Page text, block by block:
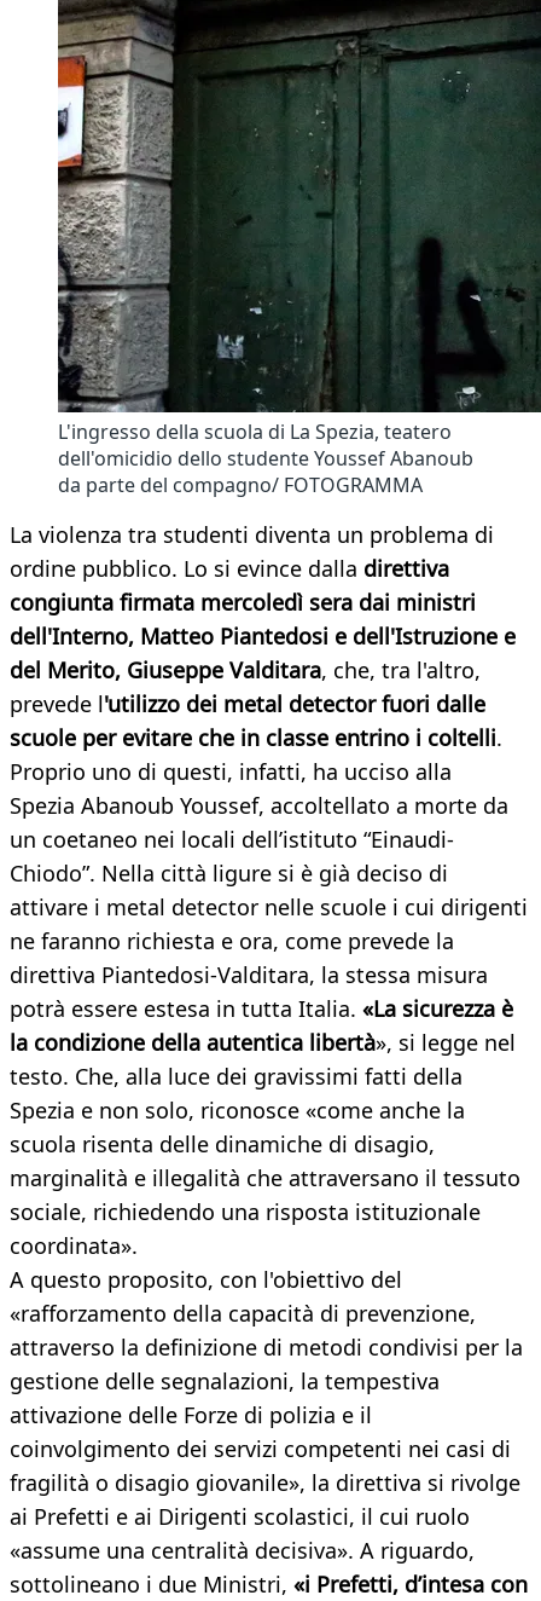
L'ingresso della scuola di La Spezia, teatero
dell'omicidio dello studente Youssef Abanoub
da parte del compagno/ FOTOGRAMMA
La violenza tra studenti diventa un problema di
ordine pubblico. Lo si evince dalla direttiva
congiunta firmata mercoledì sera dai ministri
dell'Interno, Matteo Piantedosi e dell'Istruzione e
del Merito, Giuseppe Valditara, che, tra l'altro,
prevede l'utilizzo dei metal detector fuori dalle
scuole per evitare che in classe entrino i coltelli.
Proprio uno di questi, infatti, ha ucciso alla
Spezia Abanoub Youssef, accoltellato a morte da
un coetaneo nei locali dell’istituto “Einaudi-
Chiodo”. Nella città ligure si è già deciso di
attivare i metal detector nelle scuole i cui dirigenti
ne faranno richiesta e ora, come prevede la
direttiva Piantedosi-Valditara, la stessa misura
potrà essere estesa in tutta Italia. «La sicurezza è
la condizione della autentica libertà», si legge nel
testo. Che, alla luce dei gravissimi fatti della
Spezia e non solo, riconosce «come anche la
scuola risenta delle dinamiche di disagio,
marginalità e illegalità che attraversano il tessuto
sociale, richiedendo una risposta istituzionale
coordinata».
A questo proposito, con l'obiettivo del
«rafforzamento della capacità di prevenzione,
attraverso la definizione di metodi condivisi per la
gestione delle segnalazioni, la tempestiva
attivazione delle Forze di polizia e il
coinvolgimento dei servizi competenti nei casi di
fragilità o disagio giovanile», la direttiva si rivolge
ai Prefetti e ai Dirigenti scolastici, il cui ruolo
«assume una centralità decisiva». A riguardo,
sottolineano i due Ministri, «i Prefetti, d’intesa con